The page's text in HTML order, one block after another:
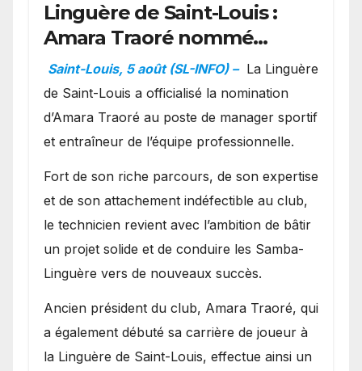
Linguère de Saint-Louis :
Amara Traoré nommé
manager sportif et
entraîneur de l’équipe
Saint-Louis, 5 août (SL-INFO) – La Linguère
de Saint-Louis a officialisé la nomination
d’Amara Traoré au poste de manager sportif
et entraîneur de l’équipe professionnelle.
Fort de son riche parcours, de son expertise
et de son attachement indéfectible au club,
le technicien revient avec l’ambition de bâtir
un projet solide et de conduire les Samba-
Linguère vers de nouveaux succès.
Ancien président du club, Amara Traoré, qui
a également débuté sa carrière de joueur à
la Linguère de Saint-Louis, effectue ainsi un